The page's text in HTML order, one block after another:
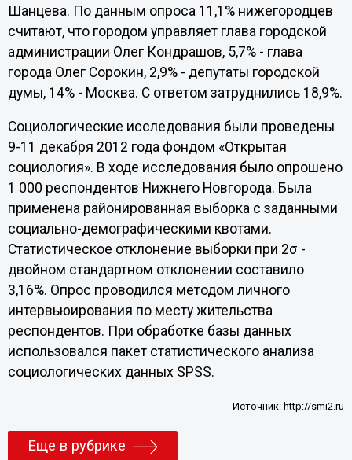
Шанцева. По данным опроса 11,1% нижегородцев
считают, что городом управляет глава городской
администрации Олег Кондрашов, 5,7% - глава
города Олег Сорокин, 2,9% - депутаты городской
думы, 14% - Москва. С ответом затруднились 18,9%.
Социологические исследования были проведены
9-11 декабря 2012 года фондом «Открытая
социология». В ходе исследования было опрошено
1 000 респондентов Нижнего Новгорода. Была
применена районированная выборка с заданными
социально-демографическими квотами.
Статистическое отклонение выборки при 2σ -
двойном стандартном отклонении составило
3,16%. Опрос проводился методом личного
интервьюирования по месту жительства
респондентов. При обработке базы данных
использовался пакет статистического анализа
социологических данных SPSS.
Источник: http://smi2.ru
Еще в рубрике